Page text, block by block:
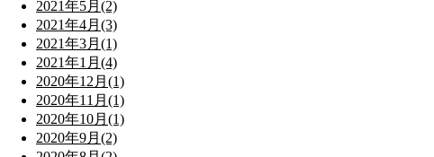
2021年5月(2)
2021年4月(3)
2021年3月(1)
2021年1月(4)
2020年12月(1)
2020年11月(1)
2020年10月(1)
2020年9月(2)